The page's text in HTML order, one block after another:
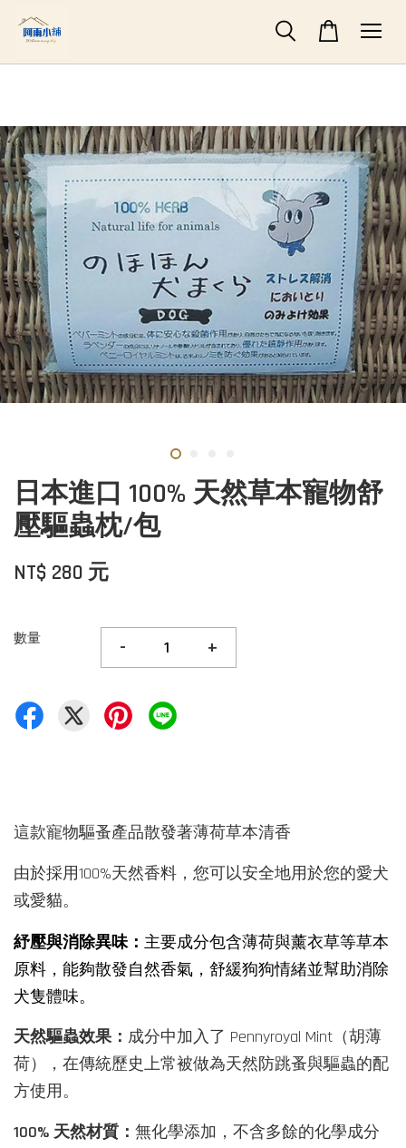
日本進口 100% 天然草本寵物舒
壓驅蟲枕/包
NT$ 280 元
數量 - +
這款寵物驅蚤產品散發著薄荷草本清香
由於採用100%天然香料，您可以安全地用於您的愛犬
或愛貓。
紓壓與消除異味： 主要成分包含薄荷與薰衣草等草本
原料，能夠散發自然香氣，舒緩狗狗情緒並幫助消除
犬隻體味。
天然驅蟲效果： 成分中加入了 Pennyroyal Mint（胡薄
荷），在傳統歷史上常被做為天然防跳蚤與驅蟲的配
方使用。
100% 天然材質： 無化學添加，不含多餘的化學成分